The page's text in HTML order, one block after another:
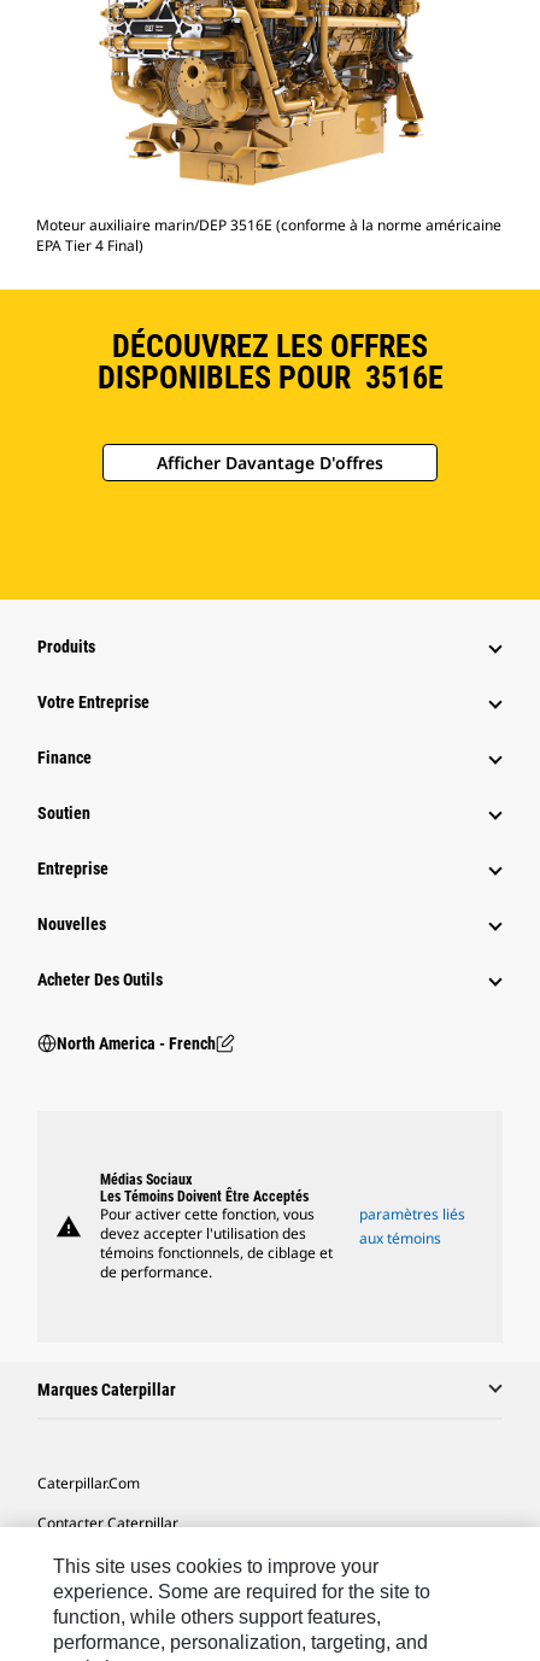
Moteur auxiliaire marin/DEP 3516E (conforme à la norme américaine
EPA Tier 4 Final)
DÉCOUVREZ LES OFFRES
DISPONIBLES POUR 3516E
Afficher Davantage D'offres
Produits
Votre Entreprise
Finance
Soutien
Entreprise
Nouvelles
Acheter Des Outils
North America - French
warning
Médias Sociaux
Les Témoins Doivent Être Acceptés
Pour activer cette fonction, vous
devez accepter l'utilisation des
témoins fonctionnels, de ciblage et
de performance.
paramètres liés
aux témoins
Marques Caterpillar
Caterpillar.com
Contacter Caterpillar
Mes Préférences Marketing
Plan Du Site
Cookie Settings
This site uses cookies to improve your
experience. Some are required for the site to
function, while others support features,
performance, personalization, targeting, and